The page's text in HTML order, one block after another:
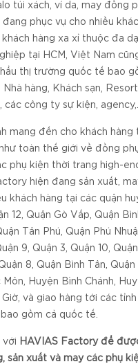
túi xách, ví da, may đồng
đang phục vụ cho nhiều
khách hàng xa xỉ thuộc đa
tại HCM, Việt Nam
thị trường quốc tế bao
Nhà hàng, Khách sạn,
các công ty sự kiện, agency,...
mang đến cho khách hàng
toàn thế giới về đồng
phụ kiện thời trang high-
hiện đang sản xuất,
khách hàng tại các quận
12, Quận Gò Vấp, Quận
Tân Phú, Quận Phú
9, Quận 3, Quận 10, Quận
8, Quận Bình Tân, Quận
Môn, Huyện Bình Chánh,
Giờ, và giao hàng tới các
gồm cả quốc tế.
với
HAVIAS Factory để
sản xuất và may các phụ